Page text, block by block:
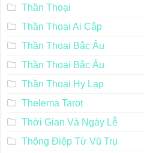
Thần Thoại
Thần Thoại Ai Cập
Thần Thoại Bắc Âu
Thần Thoại Bắc Âu
Thần Thoại Hy Lạp
Thelema Tarot
Thời Gian Và Ngày Lễ
Thông Điệp Từ Vũ Trụ